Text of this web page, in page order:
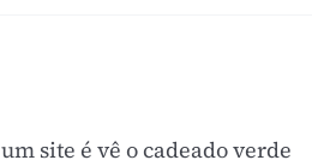
site é vê o cadeado verde